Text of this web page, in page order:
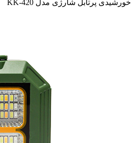
خورشیدی پرتابل شارژی مدل KK-420